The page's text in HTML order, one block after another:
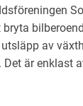
av
är enklast